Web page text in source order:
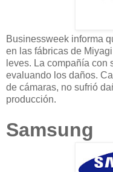
Businessweek informa
en las fábricas de
leves. La compañía con
evaluando los daños.
de cámaras, no sufrió
producción.
Samsung